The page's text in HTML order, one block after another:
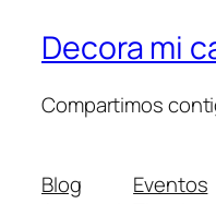
Decora mi
Compartimos
Blog
Eventos